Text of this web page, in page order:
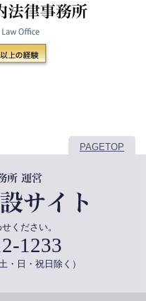
PAGETOP
ください。
1233
・日・祝日除く）